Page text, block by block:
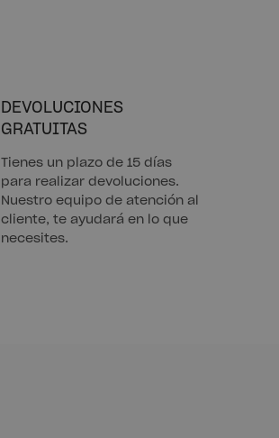
DEVOLUCIONES
GRATUITAS
Tienes un plazo de 15 días
para realizar devoluciones.
Nuestro equipo de atención al
cliente, te ayudará en lo que
necesites.